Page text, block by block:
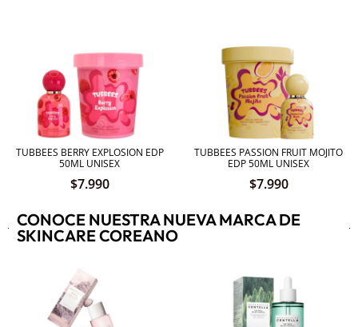
TUBBEES BERRY EXPLOSION EDP
50ML UNISEX
$7.990
TUBBEES PASSION FRUIT MOJITO
EDP 50ML UNISEX
$7.990
CONOCE NUESTRA NUEVA MARCA DE
SKINCARE COREANO